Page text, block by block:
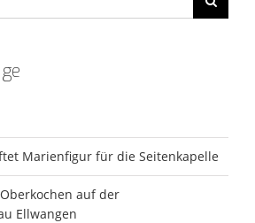
Marienfigur für die Seitenkapelle
auf der
Ellwangen